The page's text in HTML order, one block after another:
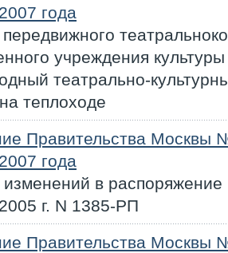
года
учреждения
театрально-
теплоходе
Правительства Москвы
года
в
г. N 1385-РП
Правительства Москвы